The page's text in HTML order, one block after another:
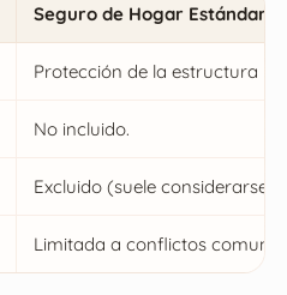
Seguro de Hogar Estándar
Protección de la estructura y
No incluido.
Excluido (suele considerarse
Limitada a conflictos